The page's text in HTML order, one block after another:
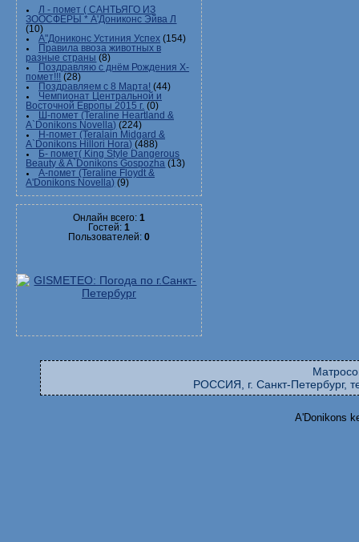
Л - помет ( САНТЬЯГО ИЗ
ЗООСФЕРЫ * А'Дониконс Эйва Л
(10)
А"Дониконс Устиния Успех (154)
Правила ввоза животных в
разные страны (8)
Поздравляю с днём Рождения Х-
помет!!! (28)
Поздравляем с 8 Марта! (44)
Чемпионат Центральной и
Восточной Европы 2015 г. (0)
Ш-помет (Teraline Heartland &
A`Donikons Novella) (224)
Н-помет (Teralain Midgard &
A`Donikons Hillori Hora) (488)
Б- помет( King Style Dangerous
Beauty & A`Donikons Gospozha (13)
А-помет (Teraline Floydt &
A'Donikons Novella) (9)
Онлайн всего: 1
Гостей: 1
Пользователей: 0
РОССИЯ, г. Санкт-Петербург,
A'Donikons